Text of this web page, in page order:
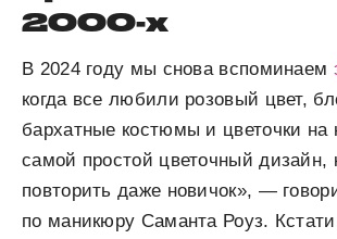
2000-х
В 2024 году мы снова вспоминаем
когда все любили розовый цвет,
бархатные костюмы и цветочки на
самой простой цветочный дизайн,
повторить даже новичок», —
по маникюру Саманта Роуз.